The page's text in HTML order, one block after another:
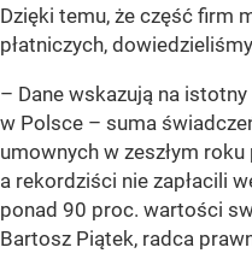
Dzięki temu, że część firm
płatniczych,
– Dane wskazują na
w Polsce – suma
umownych w zeszłym roku
a rekordziści nie zapłacili
ponad 90 proc. wartości
Bartosz Piątek, radca